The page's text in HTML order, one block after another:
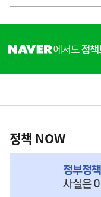
단
영
책
NOW,
정책 NOW